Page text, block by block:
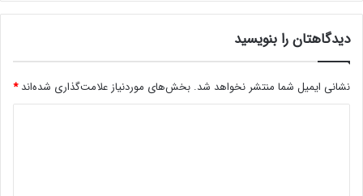
دیدگاهتان را بنویسید
نشانی ایمیل شما منتشر نخواهد شد. بخش‌های موردنیاز علامت‌گذاری شده‌اند*